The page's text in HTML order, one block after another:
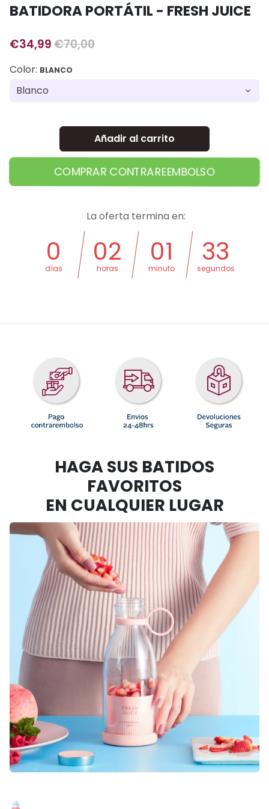
BATIDORA PORTÁTIL - FRESH JUICE
€34,99€70,00
Color: BLANCO
Añadir al carrito
COMPRAR CONTRAREEMBOLSO
La oferta termina en:
0
días
02
horas
01
minuto
32
segundos
HAGA SUS BATIDOS
FAVORITOS
EN CUALQUIER LUGAR